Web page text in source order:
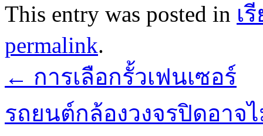
This entry was posted in เ
permalink.
← การเลือกรั้วเฟนเซอร์
รถยนต์กล้องวงจรปิดอา